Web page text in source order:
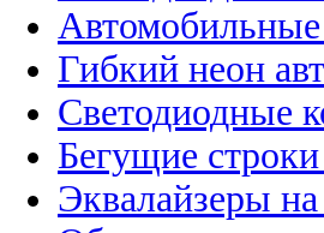
Гибкий неон
Светодиодные
Бегущие
Эквалайзеры